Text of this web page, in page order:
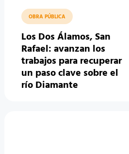
OBRA PÚBLICA
Los Dos Álamos, San
Rafael: avanzan los
trabajos para recuperar
un paso clave sobre el
río Diamante